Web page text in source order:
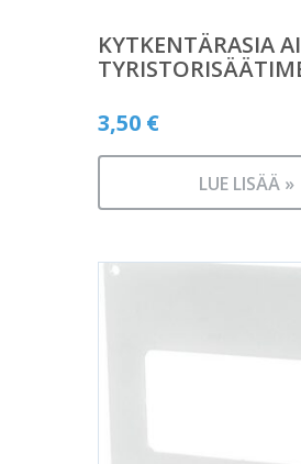
KYTKENTÄRASIA
3,50 €
LUE LISÄÄ »